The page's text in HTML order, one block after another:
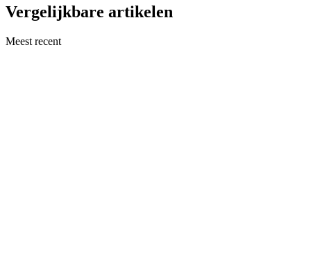
Vergelijkbare artikelen
Meest recent